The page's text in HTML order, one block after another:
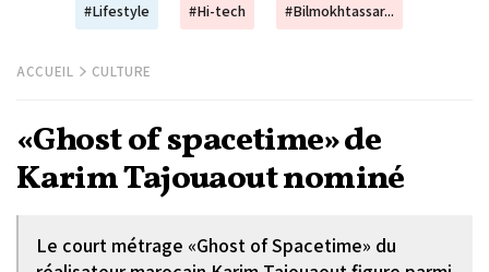
#Lifestyle #Hi-tech #Bilmokhtassar...
ACCUEIL CULTURE
«Ghost of spacetime» de
Karim Tajouaout nominé
Le court métrage «Ghost of Spacetime» du